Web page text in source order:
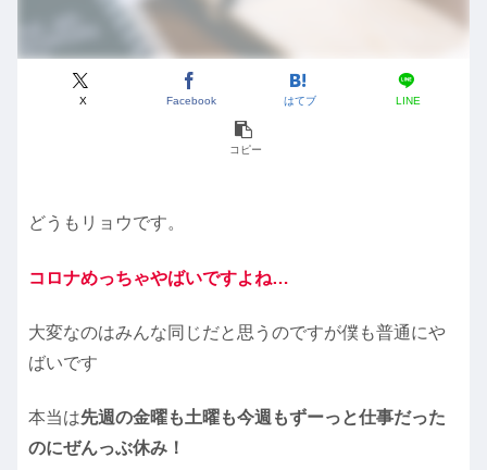
X Facebook はてブ LINE
コピー
どうもリョウです。
コロナめっちゃやばいですよね…
大変なのはみんな同じだと思うのですが僕も普通にや
ばいです
本当は先週の金曜も土曜も今週もずーっと仕事だった
のにぜんっぶ休み！